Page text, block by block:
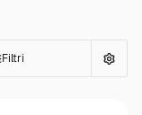
Filtri